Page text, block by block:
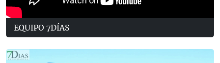
EQUIPO 7DÍAS